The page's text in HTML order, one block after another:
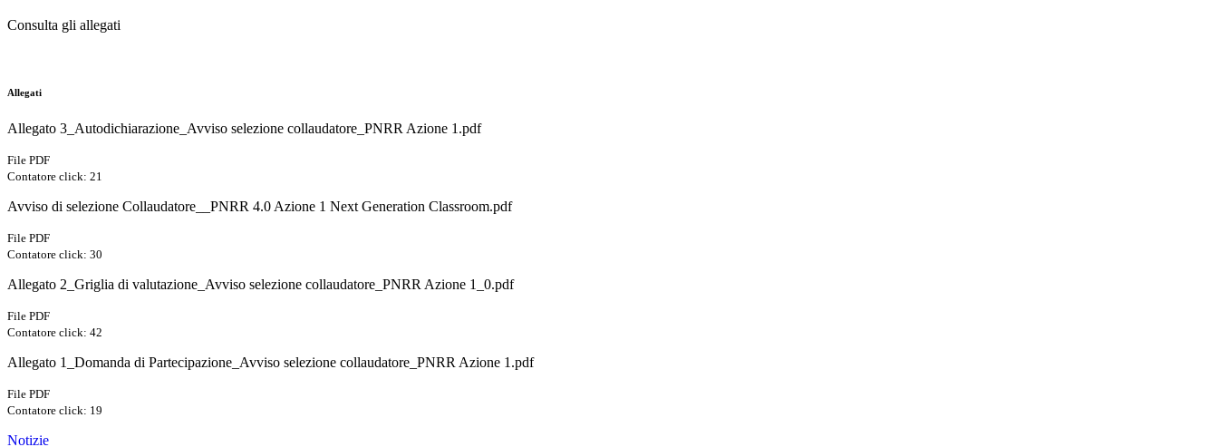
Consulta gli allegati
Allegati
Allegato 3_Autodichiarazione_Avviso selezione collaudatore_PNRR Azione 1.pdf
File PDF
Contatore click: 21
Avviso di selezione Collaudatore__PNRR 4.0 Azione 1 Next Generation Classroom.pdf
File PDF
Contatore click: 30
Allegato 2_Griglia di valutazione_Avviso selezione collaudatore_PNRR Azione 1_0.pdf
File PDF
Contatore click: 42
Allegato 1_Domanda di Partecipazione_Avviso selezione collaudatore_PNRR Azione 1.pdf
File PDF
Contatore click: 19
Notizie